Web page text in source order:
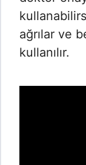
ağrılar ve
kullanılır.